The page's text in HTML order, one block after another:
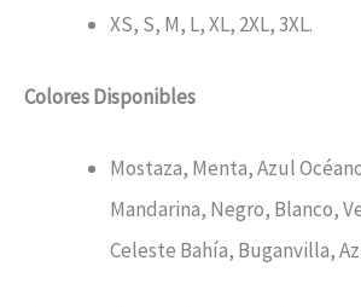
XS, S, M, L, XL, 2XL, 3XL.
Colores Disponibles
Mostaza, Menta, Azul
Mandarina, Negro, Blanco,
Celeste Bahía, Buganvilla,